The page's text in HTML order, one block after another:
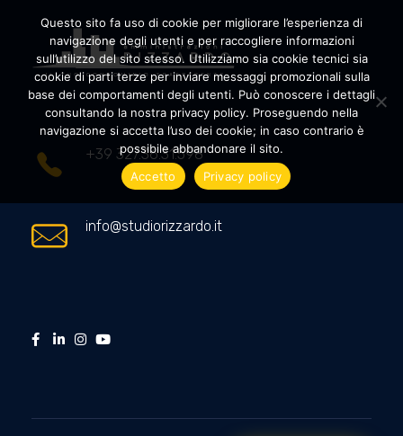
Amministrazioni Rizzardo
+39 327.36.31.598
info@studiorizzardo.it
Questo sito fa uso di cookie per migliorare l’esperienza di
navigazione degli utenti e per raccogliere informazioni
sull’utilizzo del sito stesso. Utilizziamo sia cookie tecnici sia
cookie di parti terze per inviare messaggi promozionali sulla
base dei comportamenti degli utenti. Può conoscere i dettagli
consultando la nostra privacy policy. Proseguendo nella
navigazione si accetta l’uso dei cookie; in caso contrario è
possibile abbandonare il sito.
Accetto
Privacy policy